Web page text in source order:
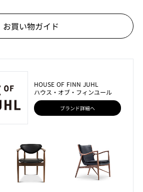
お買い物ガイド
HOUSE OF FINN JUHL
ハウス・オブ・フィンユール
ブランド詳細へ